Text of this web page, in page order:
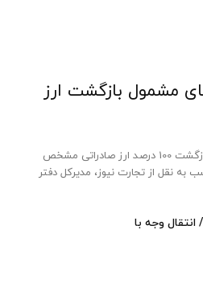
مشمول بازگشت ارز
کالاهای فولادی و فلزات مشمول بازگشت 100 درصد ارز صادراتی مشخص
نقل از تجارت نیوز، مدیرکل دفتر
انتقال وجه با